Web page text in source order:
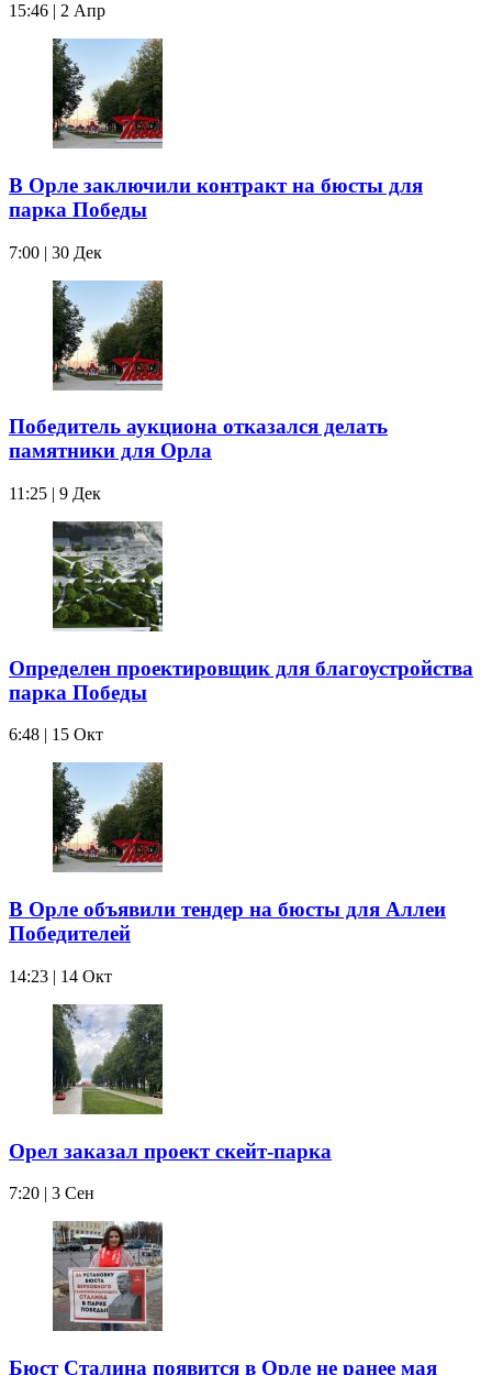
15:46 | 2 Апр
В Орле заключили контракт на бюсты для
парка Победы
7:00 | 30 Дек
Победитель аукциона отказался делать
памятники для Орла
11:25 | 9 Дек
Определен проектировщик для благоустройства
парка Победы
6:48 | 15 Окт
В Орле объявили тендер на бюсты для Аллеи
Победителей
14:23 | 14 Окт
Орел заказал проект скейт-парка
7:20 | 3 Сен
Бюст Сталина появится в Орле не ранее мая